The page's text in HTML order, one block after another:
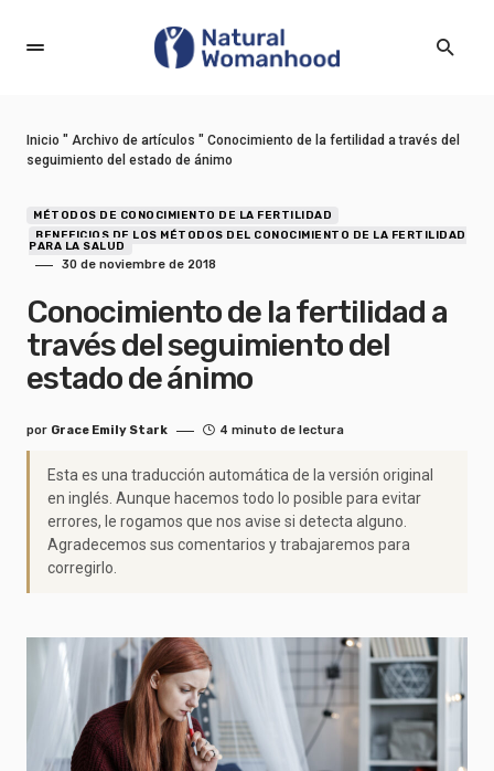
Inicio " Archivo de artículos " Conocimiento de la fertilidad a través del
seguimiento del estado de ánimo
MÉTODOS DE CONOCIMIENTO DE LA FERTILIDAD
BENEFICIOS DE LOS MÉTODOS DEL CONOCIMIENTO DE LA FERTILIDAD
PARA LA SALUD
30 de noviembre de 2018
Conocimiento de la fertilidad a
través del seguimiento del
estado de ánimo
por Grace Emily Stark 4 minuto de lectura
Esta es una traducción automática de la versión original
en inglés. Aunque hacemos todo lo posible para evitar
errores, le rogamos que nos avise si detecta alguno.
Agradecemos sus comentarios y trabajaremos para
corregirlo.